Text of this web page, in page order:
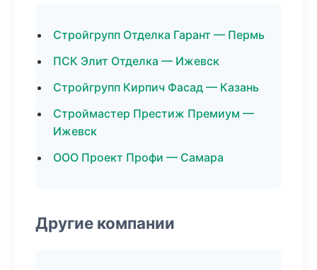
Стройгрупп Отделка Гарант — Пермь
ПСК Элит Отделка — Ижевск
Стройгрупп Кирпич Фасад — Казань
Строймастер Престиж Премиум —
Ижевск
ООО Проект Профи — Самара
Другие компании